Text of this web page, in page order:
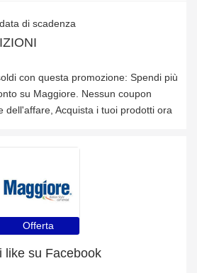
di scadenza
con questa promozione: Spendi più
su Maggiore. Nessun coupon
dell'affare, Acquista i tuoi prodotti ora
Offerta
like su Facebook